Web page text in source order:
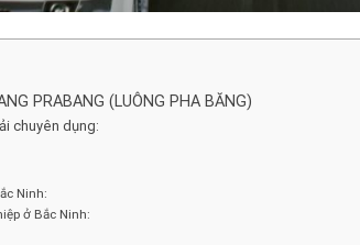
PRABANG (LUÔNG PHA BĂNG)
chuyên dụng:
Ninh:
ở Bắc Ninh: